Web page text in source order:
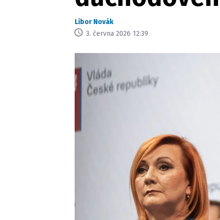
Libor Novák
3. června 2026 12:39